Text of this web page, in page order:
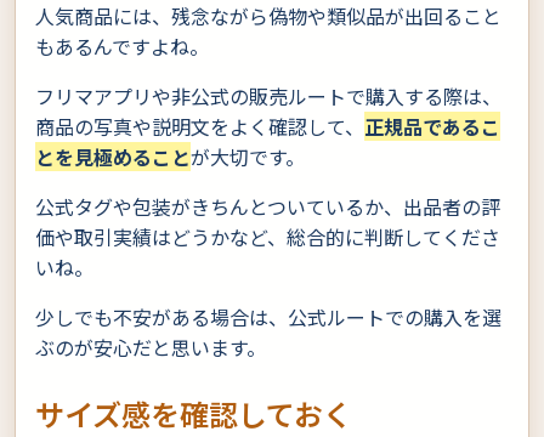
人気商品には、残念ながら偽物や類似品が出回ること
もあるんですよね。
フリマアプリや非公式の販売ルートで購入する際は、
商品の写真や説明文をよく確認して、 正規品であるこ
とを見極めることが大切です。
公式タグや包装がきちんとついているか、出品者の評
価や取引実績はどうかなど、総合的に判断してくださ
いね。
少しでも不安がある場合は、公式ルートでの購入を選
ぶのが安心だと思います。
サイズ感を確認しておく